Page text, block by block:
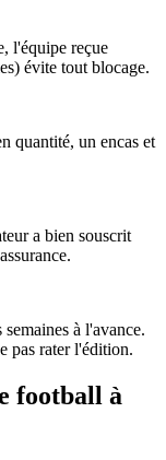
l'équipe reçue
évite tout blocage.
quantité, un encas et
a bien souscrit
à l'avance.
pas rater l'édition.
football à